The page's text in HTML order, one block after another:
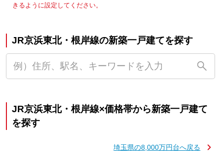
きるように設定してください。
JR京浜東北・根岸線の新築一戸建てを探す
JR京浜東北・根岸線×価格帯から新築一戸建て
を探す
埼玉県の8,000万円台へ戻る